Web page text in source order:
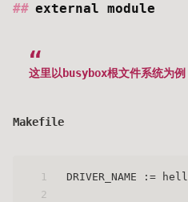
external module
这里以busybox根文件系统为例
Makefile
1
2
DRIVER_NAME :=